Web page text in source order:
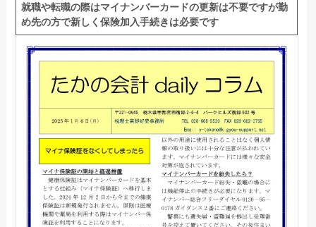
就職や転職の際はマイナンバーカードの更新は不要ですが勤
め先の方で新しく保険加入手続きは必要です